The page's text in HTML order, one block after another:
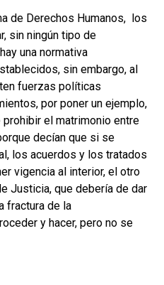
de Derechos Humanos, los
sin ningún tipo de
una normativa
sin embargo, al
fuerzas políticas
por poner un ejemplo,
prohibir el matrimonio entre
decían que si se
los acuerdos y los tratados
vigencia al interior, el otro
Justicia, que debería de dar
fractura de la
y hacer, pero no se